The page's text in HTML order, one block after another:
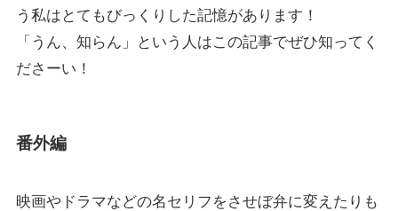
う私はとてもびっくりした記憶があります！
「うん、知らん」という人はこの記事でぜひ知ってく
ださーい！
番外編
映画やドラマなどの名セリフをさせぼ弁に変えたりも